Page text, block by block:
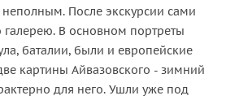
После экскурсии сами
В основном портреты
баталии, были и европейские
картины Айвазовского - зимний
для него. Ушли уже под